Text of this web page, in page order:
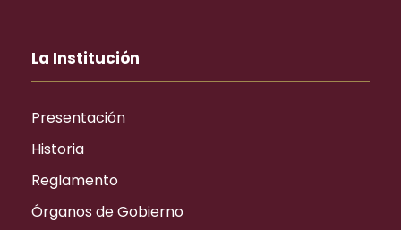
La Institución
Presentación
Historia
Reglamento
Órganos de Gobierno